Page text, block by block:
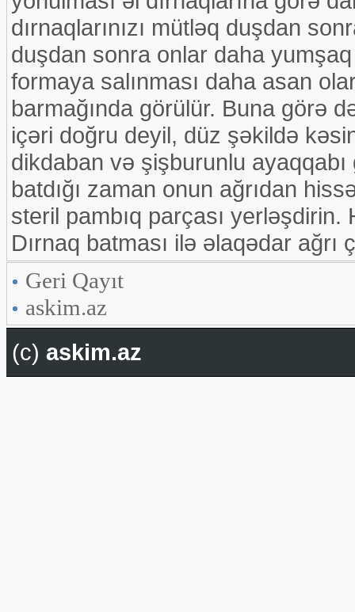
dırnaqlarınızı mütləq duşdan
duşdan sonra onlar daha
formaya salınması daha asan
barmağında görülür. Buna görə
içəri doğru deyil, düz şəkildə
dikdaban və şişburunlu
batdığı zaman onun ağrıdan
steril pambıq parçası yerləşdirin.
Dırnaq batması ilə əlaqədar
Geri Qayıt
askim.az
(c) askim.az